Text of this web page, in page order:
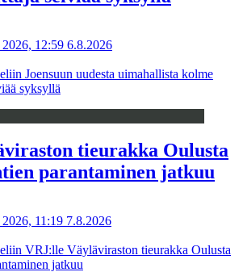
12:59 6.8.2026
Joensuun uudesta uimahallista kolme
syksyllä
tieurakka Oulusta
parantaminen jatkuu
11:19 7.8.2026
VRJ:lle Väyläviraston tieurakka Oulusta
jatkuu